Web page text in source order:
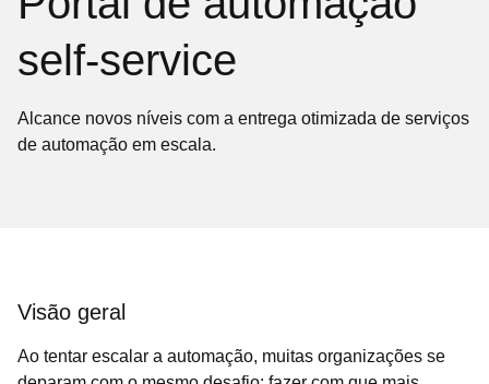
self-service
Alcance novos níveis com a entrega otimizada de serviços
de automação em escala.
Visão geral
Ao tentar escalar a automação, muitas organizações se